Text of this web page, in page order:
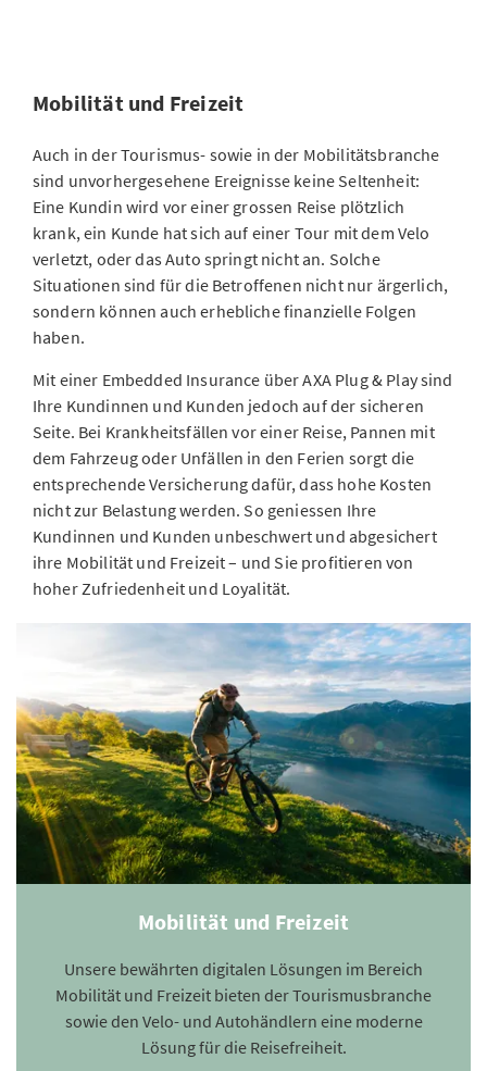
Mobilität und Freizeit
Auch in der Tourismus- sowie in der Mobilitätsbranche
sind unvorhergesehene Ereignisse keine Seltenheit:
Eine Kundin wird vor einer grossen Reise plötzlich
krank, ein Kunde hat sich auf einer Tour mit dem Velo
verletzt, oder das Auto springt nicht an. Solche
Situationen sind für die Betroffenen nicht nur ärgerlich,
sondern können auch erhebliche finanzielle Folgen
haben.
Mit einer Embedded Insurance über AXA Plug & Play sind
Ihre Kundinnen und Kunden jedoch auf der sicheren
Seite. Bei Krankheitsfällen vor einer Reise, Pannen mit
dem Fahrzeug oder Unfällen in den Ferien sorgt die
entsprechende Versicherung dafür, dass hohe Kosten
nicht zur Belastung werden. So geniessen Ihre
Kundinnen und Kunden unbeschwert und abgesichert
ihre Mobilität und Freizeit – und Sie profitieren von
hoher Zufriedenheit und Loyalität.
Mobilität und Freizeit
Unsere bewährten digitalen Lösungen im Bereich
Mobilität und Freizeit bieten der Tourismusbranche
sowie den Velo- und Autohändlern eine moderne
Lösung für die Reisefreiheit.